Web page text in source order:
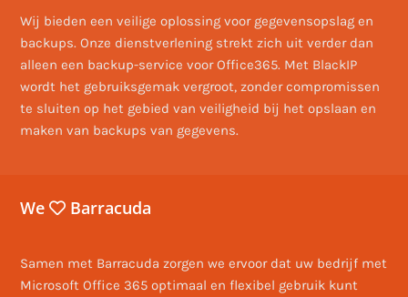
Wij bieden een veilige oplossing voor gegevensopslag en
backups. Onze dienstverlening strekt zich uit verder dan
alleen een backup-service voor Office365. Met BlackIP
wordt het gebruiksgemak vergroot, zonder compromissen
te sluiten op het gebied van veiligheid bij het opslaan en
maken van backups van gegevens.
We Barracuda
Samen met Barracuda zorgen we ervoor dat uw bedrijf met
Microsoft Office 365 optimaal en flexibel gebruik kunt